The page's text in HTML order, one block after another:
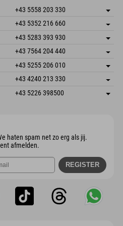
+43 5558 203 330
Adres opslaan
Booking
+43 5352 216 660
Adres opslaan
Booking
+43 5283 393 930
Adres opslaan
Booking
+43 7564 204 440
Adres opslaan
Booking
+43 5255 206 010
Adres opslaan
Booking
+43 4240 213 330
Adres opslaan
+43 5226 398500
haten spam net zo erg als jij.
afmelden.